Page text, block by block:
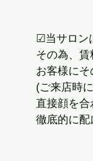
☑︎当サロン
その為、賃
お客様に
(ご来店時
直接顔を合
徹底的に配